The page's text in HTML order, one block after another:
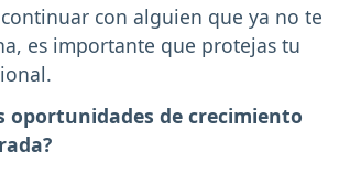
con alguien que ya no te
es importante que protejas tu
oportunidades de crecimiento